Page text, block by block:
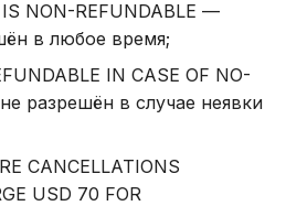
NON-REFUNDABLE —
в любое время;
IN CASE OF NO-
разрешён в случае неявки
CANCELLATIONS
USD 70 FOR